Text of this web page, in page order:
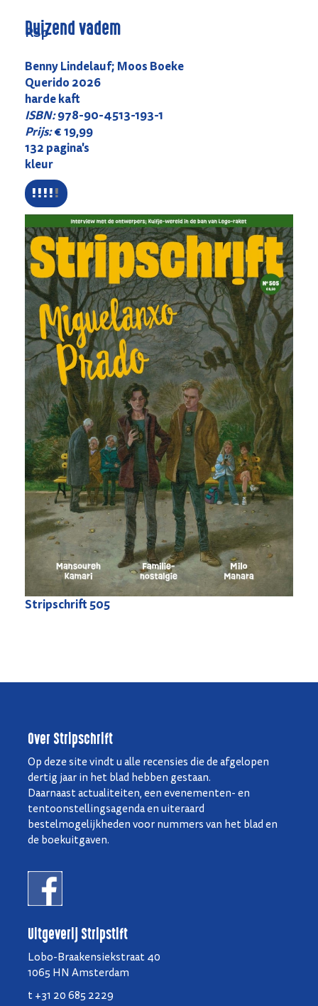
RSp
Duizend vadem
Benny Lindelauf; Moos Boeke
Querido 2026
harde kaft
ISBN:978-90-4513-193-1
Prijs:€ 19,99
132 pagina's
kleur
Stripschrift505
Over Stripschrift
Op deze site vindt u alle recensies die de afgelopen
dertig jaar in het blad hebben gestaan.
Daarnaast actualiteiten, een evenementen- en
tentoonstellingsagenda en uiteraard
bestelmogelijkheden voor nummers van het blad en
de boekuitgaven.
Uitgeverij Stripstift
Lobo-Braakensiekstraat 40
1065 HN Amsterdam
t +31 20 685 2229